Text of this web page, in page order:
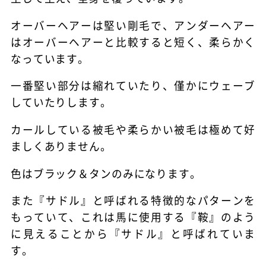
オーバーヘアーは堅い剛毛で、アンダーヘアー
はオーバーヘアーと比較すると短く、柔らかく
なっています。
一番堅い部分は縮れていたり、僅かにウェーブ
していたりします。
カールしている被毛や柔らかい被毛は極めて好
ましくありません。
色はブラック＆タンのみになります。
また『サドル』と呼ばれる特徴的なパターンを
もっていて、これは馬に使用する『鞍』のよう
に見えることから『サドル』と呼ばれていま
す。